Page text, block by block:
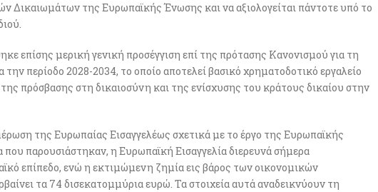
Δικαιωμάτων της Ευρωπαϊκής Ένωσης και να αξιολογείται πάντοτε υπό το
επίσης μερική γενική προσέγγιση επί της πρότασης Κανονισμού για τη
περίοδο 2028-2034, το οποίο αποτελεί βασικό χρηματοδοτικό εργαλείο
πρόσβασης στη δικαιοσύνη και της ενίσχυσης του κράτους δικαίου στην
της Ευρωπαίας Εισαγγελέως σχετικά με το έργο της Ευρωπαϊκής
που παρουσιάστηκαν, η Ευρωπαϊκή Εισαγγελία διερευνά σήμερα
επίπεδο, ενώ η εκτιμώμενη ζημία εις βάρος των οικονομικών
τα 74 δισεκατομμύρια ευρώ. Τα στοιχεία αυτά αναδεικνύουν τη